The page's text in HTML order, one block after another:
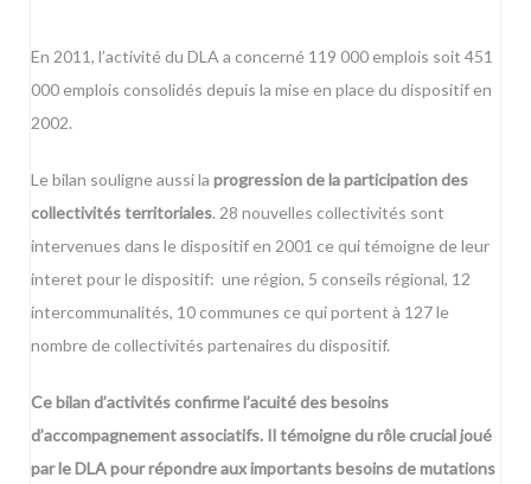
En 2011, l’activité du DLA a concerné 119 000 emplois soit 451
000 emplois consolidés depuis la mise en place du dispositif en
2002.
Le bilan souligne aussi la progression de la participation des
collectivités territoriales. 28 nouvelles collectivités sont
intervenues dans le dispositif en 2001 ce qui témoigne de leur
interet pour le dispositif: une région, 5 conseils régional, 12
intercommunalités, 10 communes ce qui portent à 127 le
nombre de collectivités partenaires du dispositif.
Ce bilan d’activités confirme l’acuité des besoins
d’accompagnement associatifs. Il témoigne du rôle crucial joué
par le DLA pour répondre aux importants besoins de mutations